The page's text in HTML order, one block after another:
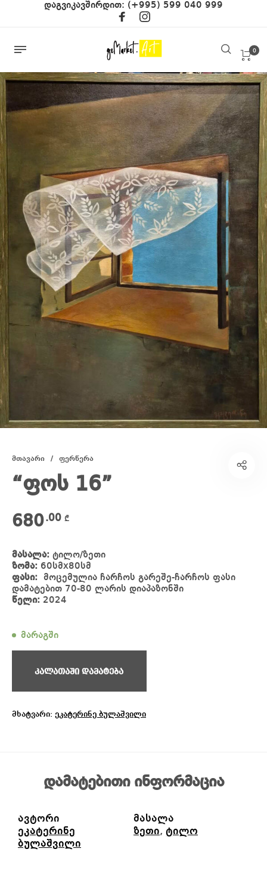
დაგვიკავშირდით: (+995) 599 040 999
0
მთავარი / ფერწერა
“ფოს 16”
680.00 ₾
მასალა: ტილო/ზეთი
ზომა: 60სმx80სმ
ფასი:
მოცემულია ჩარჩოს გარეშე-ჩარჩოს ფასი
დამატებით 70-80 ლარის დიაპაზონში
წელი: 2024
მარაგში
კალათაში დამატება
მხატვარი: ეკატერინე ბულაშვილი
დამატებითი ინფორმაცია
ავტორი
ეკატერინე
ბულაშვილი
მასალა
ზეთი, ტილო